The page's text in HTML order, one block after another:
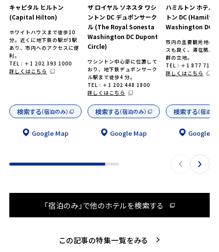
キャピタル ヒルトン
(Capital Hilton)
ホワイトハウスまで徒歩10
分。近くに地下鉄の駅が3駅
あり、市内へのアクセスに便
利。
TEL : ＋1 202 393 1000
詳しくはこちら
検索する（宿泊のみ）
Google Map
ザ ロイヤル ソネスタ ワシ
ントン DC デュポンサーク
ル (The Royal Sonesta
Washington DC Dupont
Circle)
ワシントン中心部に位置して
おり、地下鉄デュポンサーク
ル駅まで徒歩4 分。
TEL : ＋1 202 448 1800
詳しくはこちら
検索する（宿泊のみ）
Google Map
ハミルトン ホテル
トン DC
Washington DC)
市内の主要観光地へ
スも良く、滞在拠点
群の立地。
TEL : ＋1 877 714
詳しくはこちら
検索する（宿泊の
Google
「宿泊のみ」で他のホテルを検索する
この記事の特集一覧をみる